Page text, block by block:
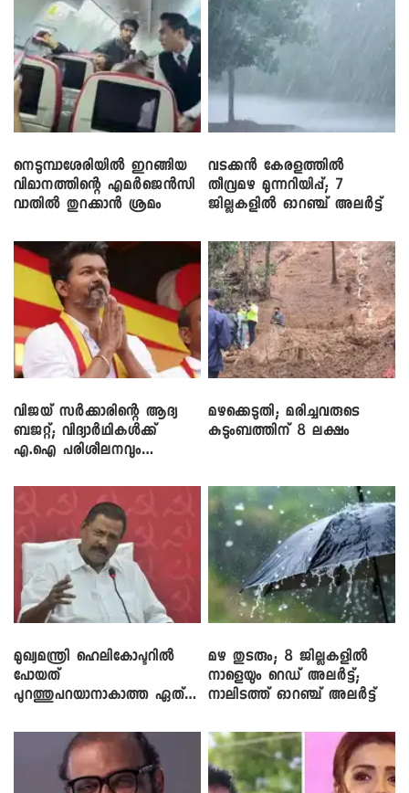
നെടുമ്പാശേരിയിൽ ഇറങ്ങിയ
വിമാനത്തിന്റെ എമർജെൻസി
വാതിൽ തുറക്കാൻ ശ്രമം
വടക്കൻ കേരളത്തിൽ
തീവ്രമഴ മുന്നറിയിപ്പ്; 7
ജില്ലകളിൽ ഓറഞ്ച് അലർട്ട്
വിജയ് സർക്കാരിന്റെ ആദ്യ
ബജറ്റ്; വിദ്യാർഥികൾക്ക്
എ.ഐ പരിശീലനവും
മഴക്കെടുതി; മരിച്ചവരുടെ
കുടുംബത്തിന് 8 ലക്ഷം
മുഖ്യമന്ത്രി ഹെലികോപ്ടറിൽ
പോയത്
പുറത്തുപറയാനാകാത്ത ഏത്
മഴ തുടരും; 8 ജില്ലകളിൽ
നാളെയും റെഡ് അലർട്ട്;
നാലിടത്ത് ഓറഞ്ച് അലർട്ട്